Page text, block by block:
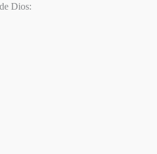
Dios: